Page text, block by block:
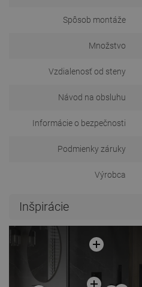
Spôsob montáže
Množstvo
Vzdialenosť od steny
Návod na obsluhu
Informácie o bezpečnosti
Podmienky záruky
Výrobca
Inšpirácie